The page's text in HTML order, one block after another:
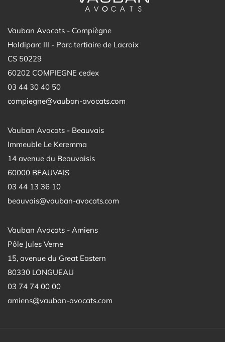
Vauban Avocats - Compiègne
Holdiparc III - Parc tertiaire de Lacroix
CS 50229
60202 COMPIEGNE cedex
03 44 30 40 50
compiegne@vauban-avocats.com
Vauban Avocats - Beauvais
Immeuble Le Keremma
14 avenue du Beauvaisis
60000 BEAUVAIS
03 44 13 36 10
beauvais@vauban-avocats.com
Vauban Avocats - Amiens
Pôle Jules Verne
15, avenue du Great Eastern
80330 LONGUEAU
03 74 74 00 00
amiens@vauban-avocats.com